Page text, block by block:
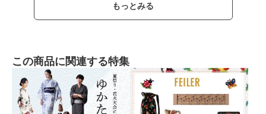
もっとみる
この商品に関連する特集